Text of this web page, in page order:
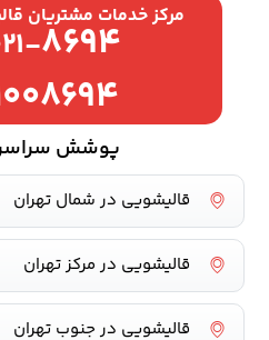
مرکز خدمات مشتریان
۸۶۹۴
پوشش
قالیشویی در شمال تهران
قالیشویی در مرکز تهران
قالیشویی در جنوب تهران